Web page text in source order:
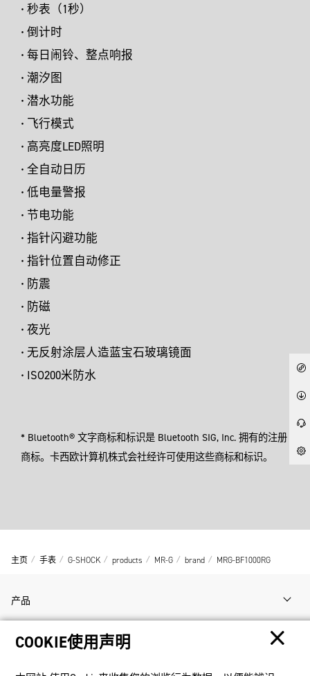
• 秒表（1秒）
• 倒计时
• 每日闹铃、整点响报
• 潮汐图
• 潜水功能
• 飞行模式
• 高亮度LED照明
• 全自动日历
• 低电量警报
• 节电功能
• 指针闪避功能
• 指针位置自动修正
• 防震
• 防磁
• 夜光
• 无反射涂层人造蓝宝石玻璃镜面
• ISO200米防水
* Bluetooth® 文字商标和标识是 Bluetooth SIG, Inc. 拥有的注册
商标。卡西欧计算机株式会社经许可使用这些商标和标识。
主页 手表 G-SHOCK products MR-G brand MRG-BF1000RG
产品
客户支持
COOKIE使用声明